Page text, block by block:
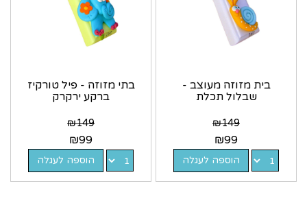
בית מזוזה מעוצב -
שבלול תכלת
₪149
₪99
הוספה לעגלה
בתי מזוזה - פיל טורקיז
ברקע ירקרק
₪149
₪99
הוספה לעגלה